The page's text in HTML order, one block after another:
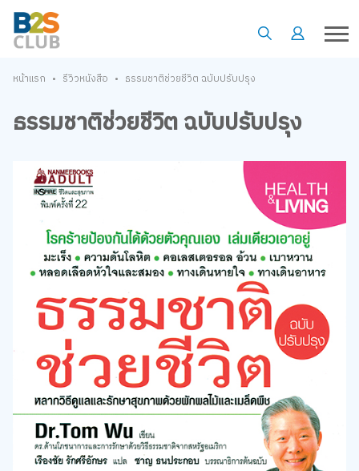
หน้าแรก • รีวิวหนังสือ • ธรรมชาติช่วยชีวิต ฉบับปรับปรุง
ธรรมชาติช่วยชีวิต ฉบับปรับปรุง